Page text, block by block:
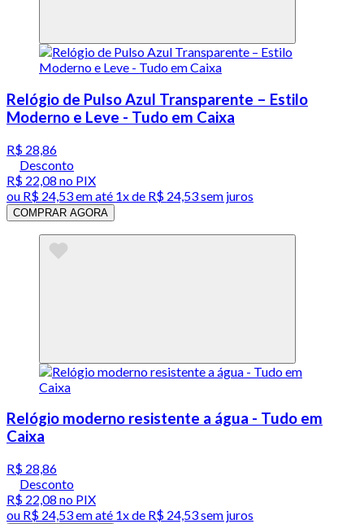
Relógio de Pulso Azul Transparente – Estilo
Moderno e Leve - Tudo em Caixa
R$ 28,86
Desconto
R$ 22,08 no PIX
ou R$ 24,53em até 1x de R$ 24,53sem juros
COMPRAR AGORA
Relógio moderno resistente a água - Tudo em
Caixa
R$ 28,86
Desconto
R$ 22,08 no PIX
ou R$ 24,53em até 1x de R$ 24,53sem juros